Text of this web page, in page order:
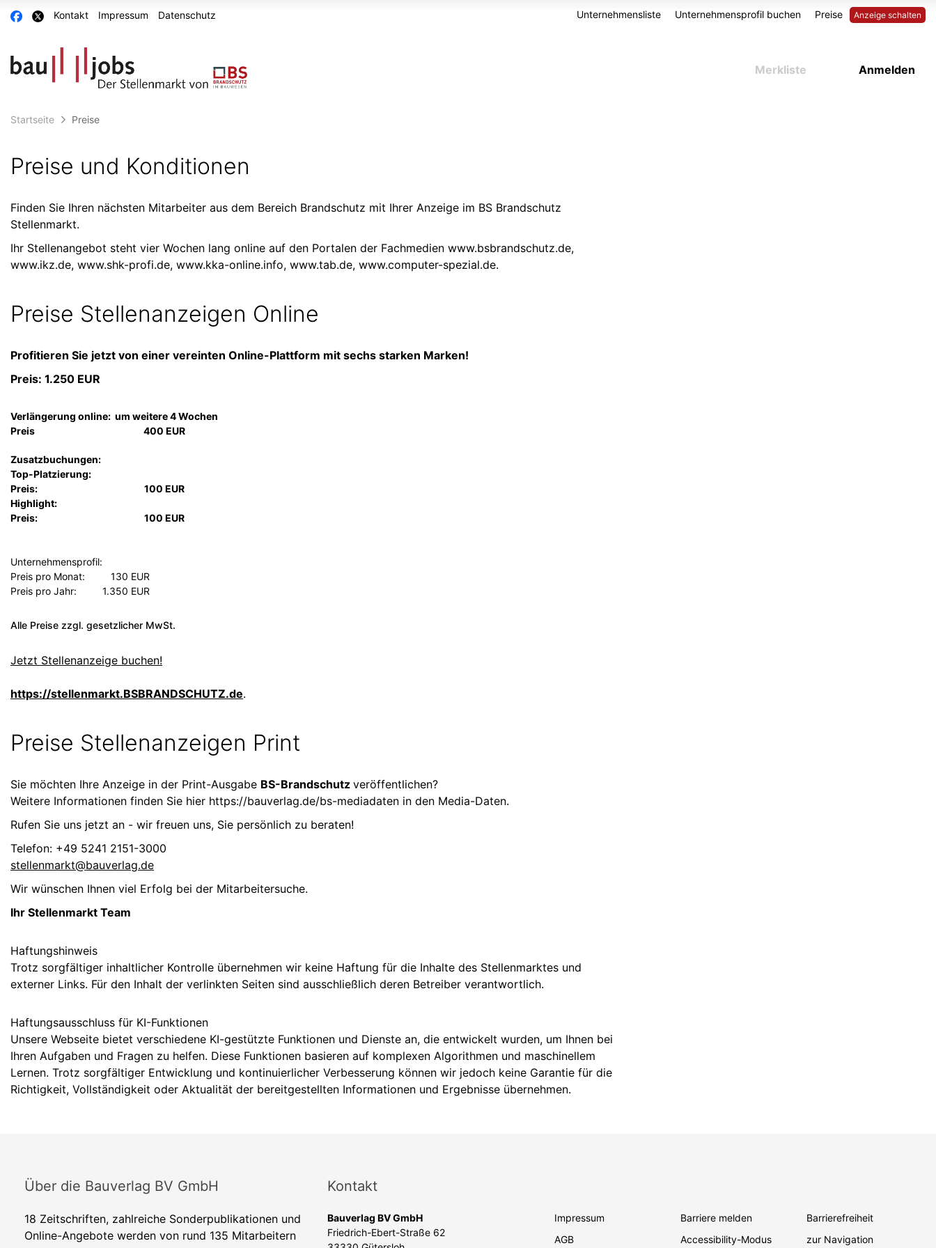
Accessibility
Modus
zur
Navigation
Auf
Auf
Kontakt Impressum Datenschutz Anzeige schalten
Unternehmensliste Unternehmensprofil buchen Preise
Anmelden
Merkliste
Startseite Preise
Preise und Konditionen
Finden Sie Ihren nächsten Mitarbeiter aus dem Bereich Brandschutz mit Ihrer Anzeige im BS Brandschutz
Stellenmarkt.
Ihr Stellenangebot steht vier Wochen lang online auf den Portalen der Fachmedien www.bsbrandschutz.de,
www.ikz.de, www.shk-profi.de, www.kka-online.info, www.tab.de, www.computer-spezial.de.
Preise Stellenanzeigen Online
Profitieren Sie jetzt von einer vereinten Online-Plattform mit sechs starken Marken!
Preis: 1.250 EUR
Verlängerung online: um weitere 4 Wochen
Preis
400 EUR
Zusatzbuchungen:
Top-Platzierung:
Preis:
100 EUR
Highlight:
Preis:
100 EUR
Unternehmensprofil:
Preis pro Monat:
130 EUR
Preis pro Jahr:
1.350 EUR
Alle Preise zzgl. gesetzlicher MwSt.
Jetzt Stellenanzeige buchen!
https://stellenmarkt.BSBRANDSCHUTZ.de.
Preise Stellenanzeigen Print
Sie möchten Ihre Anzeige in der Print-Ausgabe BS-Brandschutz veröffentlichen?
Weitere Informationen finden Sie hier https://bauverlag.de/bs-mediadaten in den Media-Daten.
Rufen Sie uns jetzt an - wir freuen uns, Sie persönlich zu beraten!
Telefon: +49 5241 2151-3000
stellenmarkt@bauverlag.de
Wir wünschen Ihnen viel Erfolg bei der Mitarbeitersuche.
Ihr Stellenmarkt Team
Haftungshinweis
Trotz sorgfältiger inhaltlicher Kontrolle übernehmen wir keine Haftung für die Inhalte des Stellenmarktes und
externer Links. Für den Inhalt der verlinkten Seiten sind ausschließlich deren Betreiber verantwortlich.
Haftungsausschluss für KI-Funktionen
Unsere Webseite bietet verschiedene KI-gestützte Funktionen und Dienste an, die entwickelt wurden, um Ihnen bei
Ihren Aufgaben und Fragen zu helfen. Diese Funktionen basieren auf komplexen Algorithmen und maschinellem
Lernen. Trotz sorgfältiger Entwicklung und kontinuierlicher Verbesserung können wir jedoch keine Garantie für die
Richtigkeit, Vollständigkeit oder Aktualität der bereitgestellten Informationen und Ergebnisse übernehmen.
Über die Bauverlag BV GmbH
18 Zeitschriften, zahlreiche Sonderpublikationen und
Online-Angebote werden von rund 135 Mitarbeitern
Kontakt
Bauverlag BV GmbH
Friedrich-Ebert-Straße 62
Impressum
AGB
Barriere melden
Accessibility-Modus
Barrierefreiheit
zur Navigation